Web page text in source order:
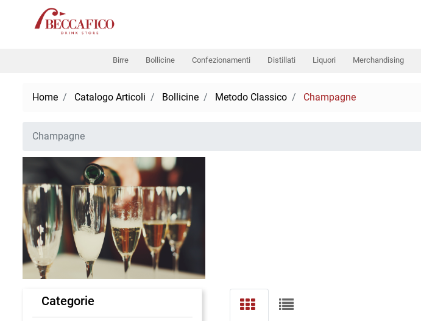
Birre Bollicine Confezionamenti Distillati Liquori Merchandising
Home Catalogo Articoli Bollicine Metodo Classico Champagne
Champagne
Categorie